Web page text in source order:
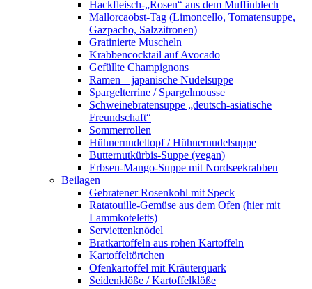
Hackfleisch-„Rosen“ aus dem Muffinblech
Mallorcaobst-Tag (Limoncello, Tomatensuppe,
Gazpacho, Salzzitronen)
Gratinierte Muscheln
Krabbencocktail auf Avocado
Gefüllte Champignons
Ramen – japanische Nudelsuppe
Spargelterrine / Spargelmousse
Schweinebratensuppe „deutsch-asiatische
Freundschaft“
Sommerrollen
Hühnernudeltopf / Hühnernudelsuppe
Butternutkürbis-Suppe (vegan)
Erbsen-Mango-Suppe mit Nordseekrabben
Beilagen
Gebratener Rosenkohl mit Speck
Ratatouille-Gemüse aus dem Ofen (hier mit
Lammkoteletts)
Serviettenknödel
Bratkartoffeln aus rohen Kartoffeln
Kartoffeltörtchen
Ofenkartoffel mit Kräuterquark
Seidenklöße / Kartoffelklöße